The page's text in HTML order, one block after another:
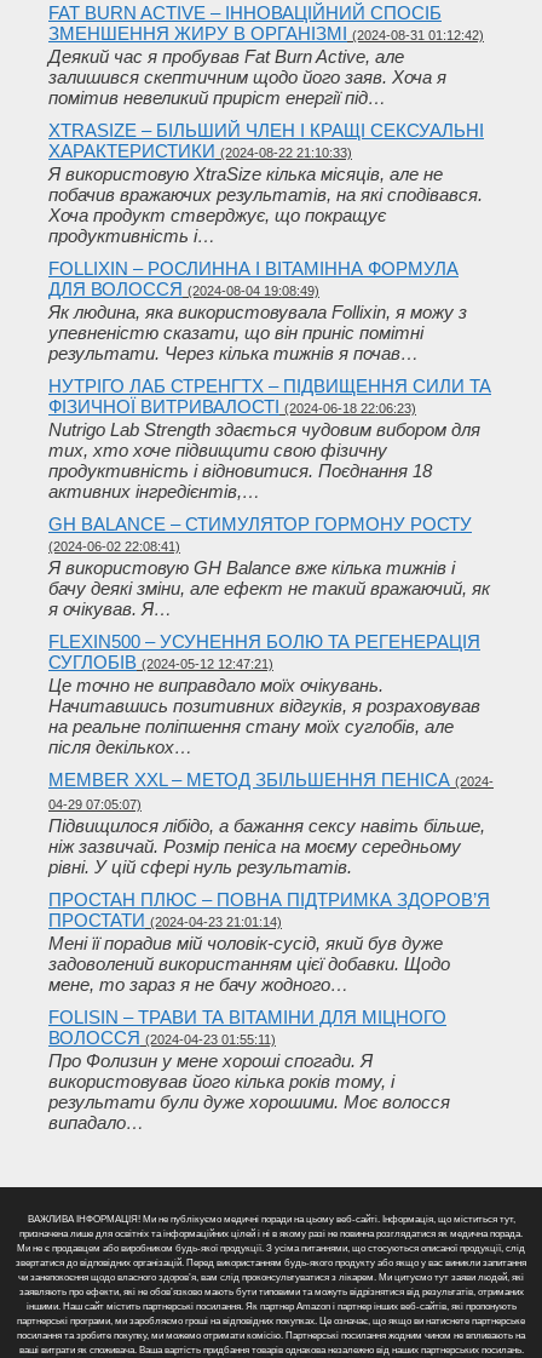
FAT BURN ACTIVE – ІННОВАЦІЙНИЙ СПОСІБ
ЗМЕНШЕННЯ ЖИРУ В ОРГАНІЗМІ (2024-08-31 01:12:42)
Деякий час я пробував Fat Burn Active, але
залишився скептичним щодо його заяв. Хоча я
помітив невеликий приріст енергії під…
XTRASIZE – БІЛЬШИЙ ЧЛЕН І КРАЩІ СЕКСУАЛЬНІ
ХАРАКТЕРИСТИКИ (2024-08-22 21:10:33)
Я використовую XtraSize кілька місяців, але не
побачив вражаючих результатів, на які сподівався.
Хоча продукт стверджує, що покращує
продуктивність і…
FOLLIXIN – РОСЛИННА І ВІТАМІННА ФОРМУЛА
ДЛЯ ВОЛОССЯ (2024-08-04 19:08:49)
Як людина, яка використовувала Follixin, я можу з
упевненістю сказати, що він приніс помітні
результати. Через кілька тижнів я почав…
НУТРІГО ЛАБ СТРЕНГТХ – ПІДВИЩЕННЯ СИЛИ ТА
ФІЗИЧНОЇ ВИТРИВАЛОСТІ (2024-06-18 22:06:23)
Nutrigo Lab Strength здається чудовим вибором для
тих, хто хоче підвищити свою фізичну
продуктивність і відновитися. Поєднання 18
активних інгредієнтів,…
GH BALANCE – СТИМУЛЯТОР ГОРМОНУ РОСТУ
(2024-06-02 22:08:41)
Я використовую GH Balance вже кілька тижнів і
бачу деякі зміни, але ефект не такий вражаючий, як
я очікував. Я…
FLEXIN500 – УСУНЕННЯ БОЛЮ ТА РЕГЕНЕРАЦІЯ
СУГЛОБІВ (2024-05-12 12:47:21)
Це точно не виправдало моїх очікувань.
Начитавшись позитивних відгуків, я розраховував
на реальне поліпшення стану моїх суглобів, але
після декількох…
MEMBER XXL – МЕТОД ЗБІЛЬШЕННЯ ПЕНІСА (2024-
04-29 07:05:07)
Підвищилося лібідо, а бажання сексу навіть більше,
ніж зазвичай. Розмір пеніса на моєму середньому
рівні. У цій сфері нуль результатів.
ПРОСТАН ПЛЮС – ПОВНА ПІДТРИМКА ЗДОРОВ’Я
ПРОСТАТИ (2024-04-23 21:01:14)
Мені її порадив мій чоловік-сусід, який був дуже
задоволений використанням цієї добавки. Щодо
мене, то зараз я не бачу жодного…
FOLISIN – ТРАВИ ТА ВІТАМІНИ ДЛЯ МІЦНОГО
ВОЛОССЯ (2024-04-23 01:55:11)
Про Фолизин у мене хороші спогади. Я
використовував його кілька років тому, і
результати були дуже хорошими. Моє волосся
випадало…
ВАЖЛИВА ІНФОРМАЦІЯ! Ми не публікуємо медичні поради на цьому веб-сайті. Інформація, що міститься тут,
призначена лише для освітніх та інформаційних цілей і ні в якому разі не повинна розглядатися як медична порада.
Ми не є продавцем або виробником будь-якої продукції. З усіма питаннями, що стосуються описаної продукції, слід
звертатися до відповідних організацій. Перед використанням будь-якого продукту або якщо у вас виникли запитання
чи занепокоєння щодо власного здоров’я, вам слід проконсультуватися з лікарем. Ми цитуємо тут заяви людей, які
заявляють про ефекти, які не обов’язково мають бути типовими та можуть відрізнятися від результатів, отриманих
іншими. Наш сайт містить партнерські посилання. Як партнер Amazon і партнер інших веб-сайтів, які пропонують
партнерські програми, ми заробляємо гроші на відповідних покупках. Це означає, що якщо ви натиснете партнерське
посилання та зробите покупку, ми можемо отримати комісію. Партнерські посилання жодним чином не впливають на
ваші витрати як споживача. Ваша вартість придбання товарів однакова незалежно від наших партнерських посилань.